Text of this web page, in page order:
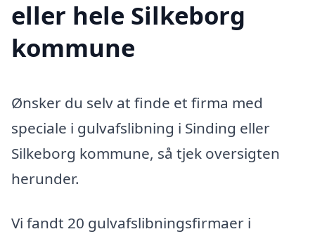
eller hele Silkeborg
kommune
Ønsker du selv at finde et firma med
speciale i gulvafslibning i Sinding eller
Silkeborg kommune, så tjek oversigten
herunder.
Vi fandt 20 gulvafslibningsfirmaer i